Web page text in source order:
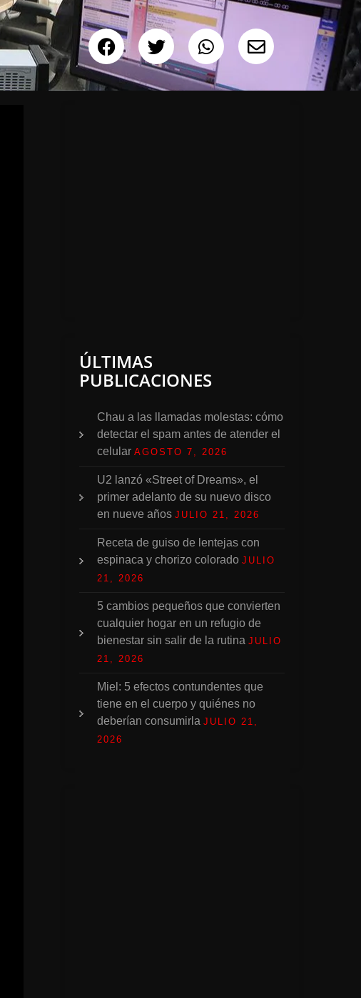
ÚLTIMAS
PUBLICACIONES
Chau a las llamadas molestas: cómo
detectar el spam antes de atender el
celular AGOSTO 7, 2026
U2 lanzó «Street of Dreams», el
primer adelanto de su nuevo disco
en nueve años JULIO 21, 2026
Receta de guiso de lentejas con
espinaca y chorizo colorado JULIO
21, 2026
5 cambios pequeños que convierten
cualquier hogar en un refugio de
bienestar sin salir de la rutina JULIO
21, 2026
Miel: 5 efectos contundentes que
tiene en el cuerpo y quiénes no
deberían consumirla JULIO 21,
2026